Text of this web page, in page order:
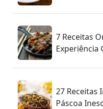
7 Receitas
Experiência
27 Receitas
Páscoa